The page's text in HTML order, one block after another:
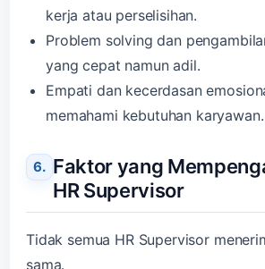
kerja atau perselisihan.
Problem solving dan
yang cepat namun adil.
Empati dan kecerdasan
memahami kebutuhan karyawan.
Faktor yang
HR Supervisor
Tidak semua HR Supervisor
sama.